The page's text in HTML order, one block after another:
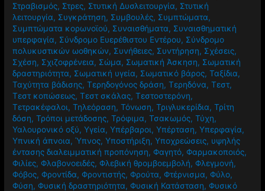
Στραβισμός, Στρες, Στυτική Δυσλειτουργία, Στυτική
λειτουργία, Συγκράτηση, Συμβουλές, Συμπτώματα,
Συμπτώματα κορωνοϊού, Συναισθήματα, Συναισθηματική
υπερφαγία, Σύνδρομο Ευερέθιστου Εντέρου, Σύνδρομο
πολυκυστικών ωοθηκών, Συνήθειες, Συντήρηση, Σχέσεις,
Σχέση, Σχιζοφρένεια, Σώμα, Σωματική Άσκηση, Σωματική
δραστηριότητα, Σωματική υγεία, Σωματικό βάρος,Ταξίδια,
Ταχύτητα βάδισης,Τερηδογόνος δράση,Τερηδόνα,Τεστ,
Τεστ κοπώσεως,Τεστ σκάλας,Τεστοστερόνη,
Τετρακέφαλοι,Τηλεόραση,Τόνωση,Τριγλυκερίδια,Τρίτη
δόση,Τρόποι μετάδοσης,Τρόφιμα,Τσακωμός,Τύχη,
Υαλουρονικό οξύ,Υγεία,Υπέρβαροι,Υπέρταση,Υπερφαγία,
Υπνική άπνοια,Ύπνος,Υποστήριξη,Υποχρεώσεις, υψηλής
έντασης διαλειμματική προπόνηση,Φαγητό,Φαρμακοποιός,
Φιλίες,Φλαβονοειδές,Φλεβική θρομβοεμβολή,Φλεγμονή,
Φόβος,Φροντίδα,Φροντιστής,Φρούτα,Φτέρνισμα,Φύλο,
Φύση,Φυσική δραστηριότητα,Φυσική Κατάσταση,Φυσικό